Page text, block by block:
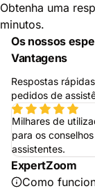
Obtenha uma
minutos.
Os nossos
Vantagens
Respostas
pedidos de
Milhares de
para os
assistentes.
ExpertZoom
Como